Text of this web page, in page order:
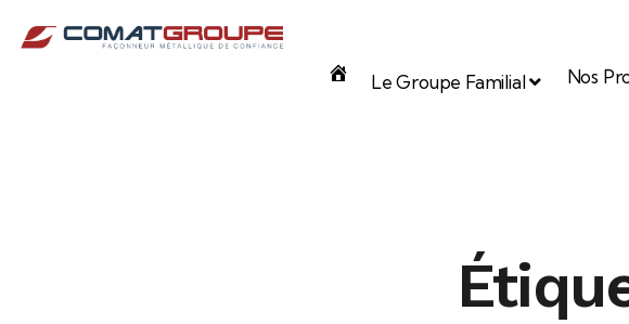
Accueil
Le Groupe Familial Nos